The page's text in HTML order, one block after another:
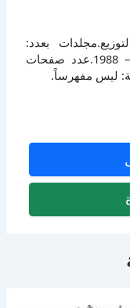
بعدد:
1.السنة التي نشر فيها الكتاب: 1408 – 1988.عدد صفحات